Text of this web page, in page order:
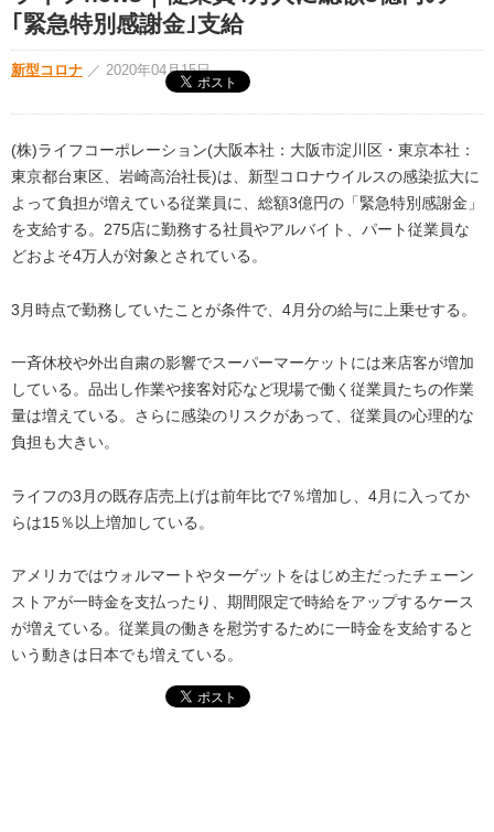
｢緊急特別感謝金｣支給
新型コロナ ／ 2020年04月15日
(株)ライフコーポレーション(大阪本社：大阪市淀川区・東京本社：
東京都台東区、岩崎高治社長)は、新型コロナウイルスの感染拡大に
よって負担が増えている従業員に、総額3億円の「緊急特別感謝金」
を支給する。275店に勤務する社員やアルバイト、パート従業員な
どおよそ4万人が対象とされている。
3月時点で勤務していたことが条件で、4月分の給与に上乗せする。
一斉休校や外出自粛の影響でスーパーマーケットには来店客が増加
している。品出し作業や接客対応など現場で働く従業員たちの作業
量は増えている。さらに感染のリスクがあって、従業員の心理的な
負担も大きい。
ライフの3月の既存店売上げは前年比で7％増加し、4月に入ってか
らは15％以上増加している。
アメリカではウォルマートやターゲットをはじめ主だったチェーン
ストアが一時金を支払ったり、期間限定で時給をアップするケース
が増えている。従業員の働きを慰労するために一時金を支給すると
いう動きは日本でも増えている。